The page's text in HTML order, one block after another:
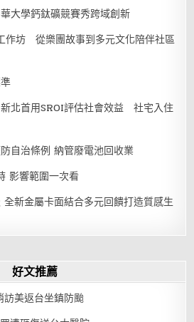
大學鈣鈦礦競賽秀跨域創新
作坊 從樂團故事到多元文化陪伴社區
北首用SROI評估社會效益 社宅入住
自治條例 納管廢電池回收業
影響範圍一次看
新金屬卡面結合多元回饋打造質感生
好文推薦
美返台坐鎮防颱